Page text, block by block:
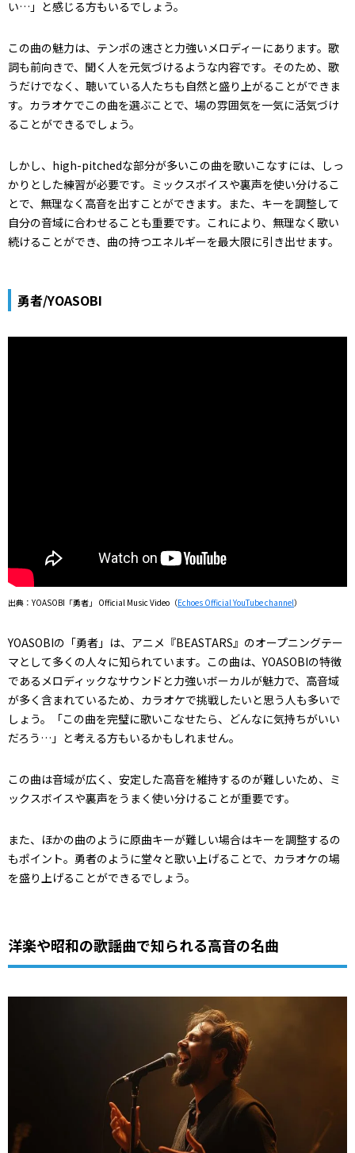
い…」と感じる方もいるでしょう。
この曲の魅力は、テンポの速さと力強いメロディーにあります。歌
詞も前向きで、聞く人を元気づけるような内容です。そのため、歌
うだけでなく、聴いている人たちも自然と盛り上がることができま
す。カラオケでこの曲を選ぶことで、場の雰囲気を一気に活気づけ
ることができるでしょう。
しかし、high-pitchedな部分が多いこの曲を歌いこなすには、しっ
かりとした練習が必要です。ミックスボイスや裏声を使い分けるこ
とで、無理なく高音を出すことができます。また、キーを調整して
自分の音域に合わせることも重要です。これにより、無理なく歌い
続けることができ、曲の持つエネルギーを最大限に引き出せます。
勇者/YOASOBI
出典：YOASOBI「勇者」 Official Music Video（Echoes Official YouTube channel）
YOASOBIの「勇者」は、アニメ『BEASTARS』のオープニングテー
マとして多くの人々に知られています。この曲は、YOASOBIの特徴
であるメロディックなサウンドと力強いボーカルが魅力で、高音域
が多く含まれているため、カラオケで挑戦したいと思う人も多いで
しょう。「この曲を完璧に歌いこなせたら、どんなに気持ちがいい
だろう…」と考える方もいるかもしれません。
この曲は音域が広く、安定した高音を維持するのが難しいため、ミ
ックスボイスや裏声をうまく使い分けることが重要です。
また、ほかの曲のように原曲キーが難しい場合はキーを調整するの
もポイント。勇者のように堂々と歌い上げることで、カラオケの場
を盛り上げることができるでしょう。
洋楽や昭和の歌謡曲で知られる高音の名曲